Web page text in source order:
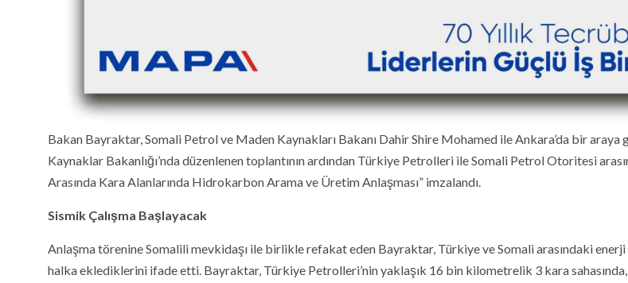
Bakan Bayraktar, Somali Petrol ve Maden Kaynakları Bakanı Dahir Shire Mohamed ile Ankara’da bir araya
Kaynaklar Bakanlığı’nda düzenlenen toplantının ardından Türkiye Petrolleri ile Somali Petrol Otoritesi
Arasında Kara Alanlarında Hidrokarbon Arama ve Üretim Anlaşması” imzalandı.
Sismik Çalışma Başlayacak
Anlaşma törenine Somalili mevkidaşı ile birlikle refakat eden Bayraktar, Türkiye ve Somali arasındaki
halka eklediklerini ifade etti. Bayraktar, Türkiye Petrolleri’nin yaklaşık 16 bin kilometrelik 3 kara